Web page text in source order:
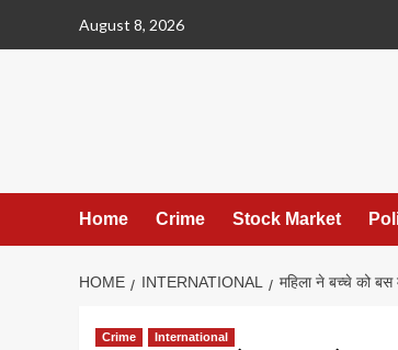
August 8, 2026
Home Crime Stock Market
HOME INTERNATIONAL महिला ने बच्चे को बस
Crime International